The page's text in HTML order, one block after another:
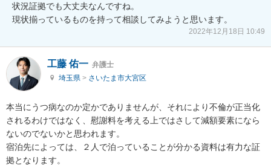
状況証拠でも大丈夫なんですね。
現状揃っているものを持って相談してみようと思います。
2022年12月18日 10:49
工藤 佑一 弁護士
埼玉県 > さいたま市大宮区
本当にうつ病なのか定かでありませんが、それにより不倫が正当化
されるわけではなく、慰謝料を考える上ではさして減額要素になら
ないのでないかと思われます。
宿泊先によっては、２人で泊っていることが分かる資料は有力な証
拠となります。